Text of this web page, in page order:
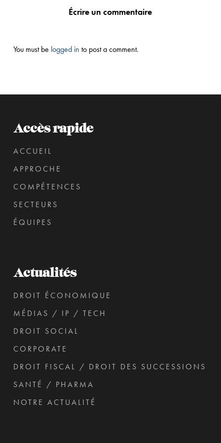
Écrire un commentaire
You must be logged in to post a comment.
Accès rapide
ACCUEIL
APPROCHE
COMPÉTENCES
SECTEURS
ÉQUIPES
Actualités
DROIT ÉCONOMIQUE
MÉDIAS / IP / TECH
DROIT SOCIAL
CORPORATE
DROIT FISCAL / DROIT DES SUCCESSIONS
SANTÉ / PHARMA
NOTRE ACTUALITÉ